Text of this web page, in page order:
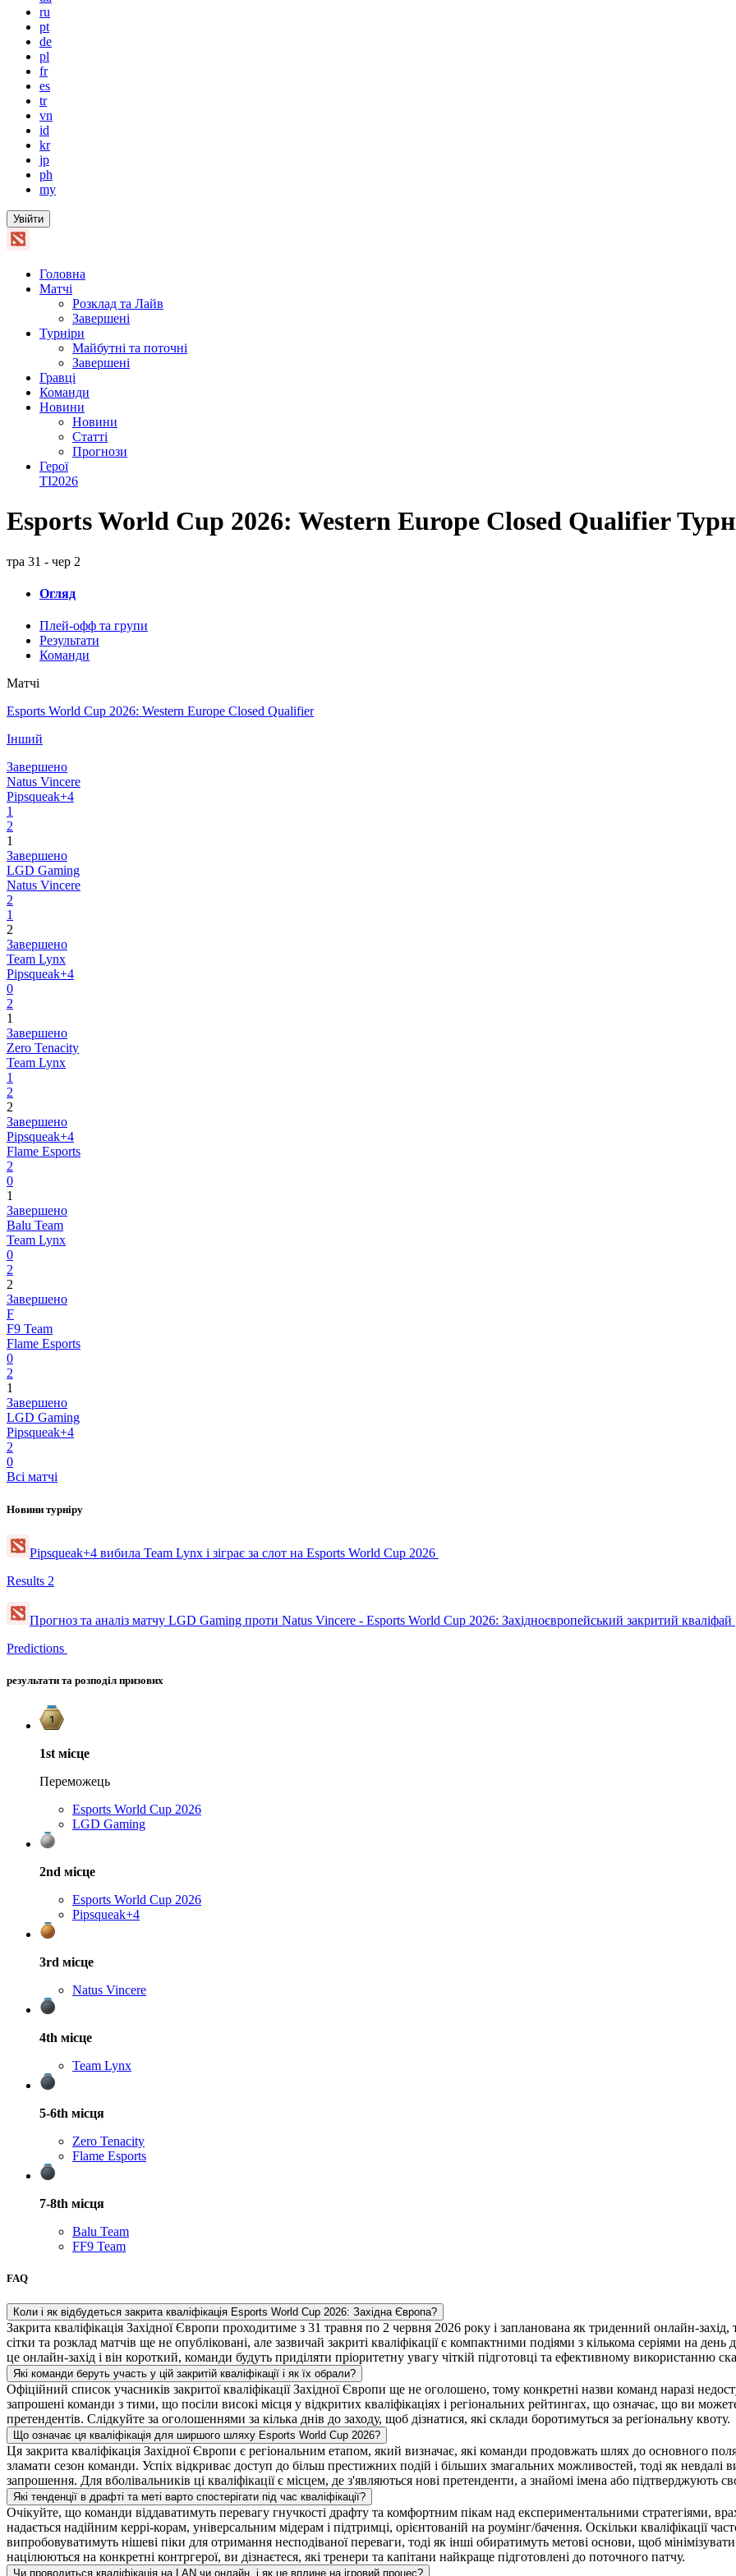
ru
pt
de
pl
fr
es
tr
vn
id
kr
jp
ph
my
Увійти
Головна
Матчі
Розклад та Лайв
Завершені
Турніри
Майбутні та поточні
Завершені
Гравці
Команди
Новини
Новини
Статті
Прогнози
Герої
TI2026
Esports World Cup 2026: Western Europe Closed Qualifier
тра 31 - чер 2
Огляд
Плей-офф та групи
Результати
Команди
Матчі
Esports World Cup 2026: Western Europe Closed Qualifier
Інший
Завершено
Natus Vincere
Pipsqueak+4
1
2
1
Завершено
LGD Gaming
Natus Vincere
2
1
2
Завершено
Team Lynx
Pipsqueak+4
0
2
1
Завершено
Zero Tenacity
Team Lynx
1
2
2
Завершено
Pipsqueak+4
Flame Esports
2
0
1
Завершено
Balu Team
Team Lynx
0
2
2
Завершено
F
F9 Team
Flame Esports
0
2
1
Завершено
LGD Gaming
Pipsqueak+4
2
0
Всі матчі
Новини турніру
Pipsqueak+4 вибила Team Lynx і зіграє за слот на Esports World Cup 2026
Results 2
Прогноз та аналіз матчу LGD Gaming проти Natus Vincere - Esports World Cup 2026: Західноєвропейський закритий кваліфай
Predictions
результати та розподіл призових
1st місце
Переможець
Esports World Cup 2026
LGD Gaming
2nd місце
Esports World Cup 2026
Pipsqueak+4
3rd місце
Natus Vincere
4th місце
Team Lynx
5-6th місця
Zero Tenacity
Flame Esports
7-8th місця
Balu Team
FF9 Team
FAQ
Коли і як відбудеться закрита кваліфікація Esports World Cup 2026: Західна Європа?
Закрита кваліфікація Західної Європи проходитиме з 31 травня по 2 червня 2026 року і запланована як триденний онлайн-
сітки та розклад матчів ще не опубліковані, але зазвичай закриті кваліфікації є компактними подіями з кількома серіями на
це онлайн-захід і він короткий, команди будуть приділяти пріоритетну увагу чіткій підготовці та ефективному використанню
Які команди беруть участь у цій закритій кваліфікації і як їх обрали?
Офіційний список учасників закритої кваліфікації Західної Європи ще не оголошено, тому конкретні назви команд наразі
запрошені команди з тими, що посіли високі місця у відкритих кваліфікаціях і регіональних рейтингах, що означає, що ви
претендентів. Слідкуйте за оголошеннями за кілька днів до заходу, щоб дізнатися, які склади боротимуться за регіональну квоту.
Що означає ця кваліфікація для ширшого шляху Esports World Cup 2026?
Ця закрита кваліфікація Західної Європи є регіональним етапом, який визначає, які команди продовжать шлях до основного
зламати сезон команди. Успіх відкриває доступ до більш престижних подій і більших змагальних можливостей, тоді як
запрошення. Для вболівальників ці кваліфікації є місцем, де з'являються нові претенденти, а знайомі імена або підтверджують
Які тенденції в драфті та меті варто спостерігати під час кваліфікації?
Очікуйте, що команди віддаватимуть перевагу гнучкості драфту та комфортним пікам над експериментальними стратегіями,
надається надійним керрі-корам, універсальним мідерам і підтримці, орієнтованій на роумінг/бачення. Оскільки кваліфікації
випробовуватимуть нішеві піки для отримання несподіваної переваги, тоді як інші обиратимуть метові основи, щоб
націлюються на конкретні контргерої, ви дізнаєтеся, які тренери та капітани найкраще підготовлені до поточного патчу.
Чи проводиться кваліфікація на LAN чи онлайн, і як це вплине на ігровий процес?